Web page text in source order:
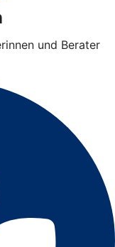
und Berater